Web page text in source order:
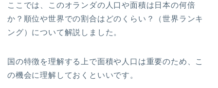
ここでは、このオランダの人口や面積は日本の何倍
か？順位や世界での割合はどのくらい？（世界ランキ
ング）について解説しました。
国の特徴を理解する上で面積や人口は重要のため、こ
の機会に理解しておくといいです。